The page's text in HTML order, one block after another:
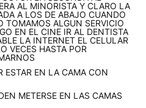
AL MINORISTA Y CLARO LA
A LOS DE ABAJO CUANDO
TOMAMOS ALGUN SERVICIO
EN EL CINE IR AL DENTISTA
LA INTERNET EL CELULAR
VECES HASTA POR
ESTAR EN LA CAMA CON
METERSE EN LAS CAMAS